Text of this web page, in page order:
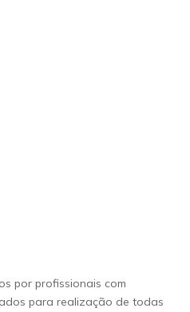
por profissionais com
para realização de todas